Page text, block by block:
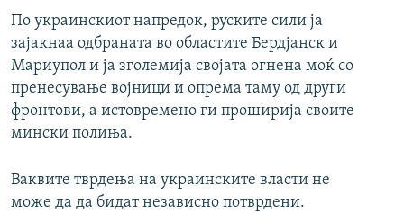
По украинскиот напредок, руските сили ја
зајакнаа одбраната во областите Бердјанск и
Мариупол и ја зголемија својата огнена моќ со
пренесување војници и опрема таму од други
фронтови, а истовремено ги проширија своите
мински полиња.
Ваквите тврдења на украинските власти не
може да да бидат независно потврдени.